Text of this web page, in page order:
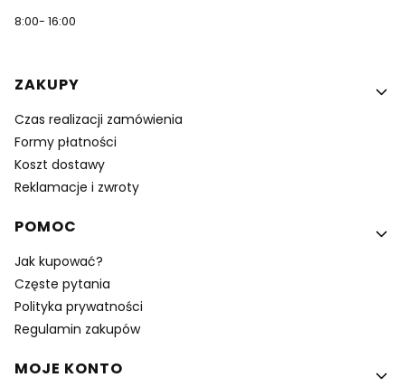
8:00- 16:00
Linki w stopce
ZAKUPY
Czas realizacji zamówienia
Formy płatności
Koszt dostawy
Reklamacje i zwroty
POMOC
Jak kupować?
Częste pytania
Polityka prywatności
Regulamin zakupów
MOJE KONTO